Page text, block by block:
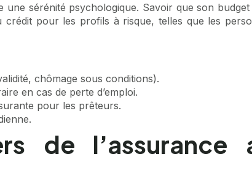
sérénité psychologique. Savoir que son
crédit pour les profils à risque, telles que les
chômage sous conditions).
en cas de perte d’emploi.
pour les prêteurs.
de l’assurance